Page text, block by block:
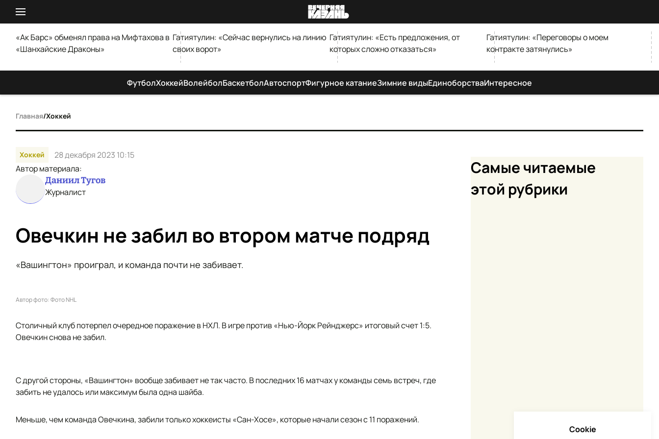
«Ак Барс» обменял права на Мифтахова в
«Шанхайские Драконы»
Гатиятулин: «Сейчас вернулись на линию
своих ворот»
Гатиятулин: «Есть предложения, от
которых сложно отказаться»
Гатиятулин: «Переговоры о моем
контракте затянулись»
ФутболХоккейВолейболБаскетболАвтоспортФигурное катаниеЗимние видыЕдиноборстваИнтересное
Главная/Хоккей
Хоккей
28 декабря 2023 10:15
Автор материала:
Даниил Тугов
Журналист
Овечкин не забил во втором матче подряд
«Вашингтон» проиграл, и команда почти не забивает.
Автор фото: Фото NHL
Столичный клуб потерпел очередное поражение в НХЛ. В игре против «Нью-Йорк Рейнджерс» итоговый счет 1:5.
Овечкин снова не забил.
С другой стороны, «Вашингтон» вообще забивает не так часто. В последних 16 матчах у команды семь встреч, где
забить не удалось или максимум была одна шайба.
Меньше, чем команда Овечкина, забили только хоккеисты «Сан-Хосе», которые начали сезон с 11 поражений.
Самые читаемые
этой рубрики
Cookie